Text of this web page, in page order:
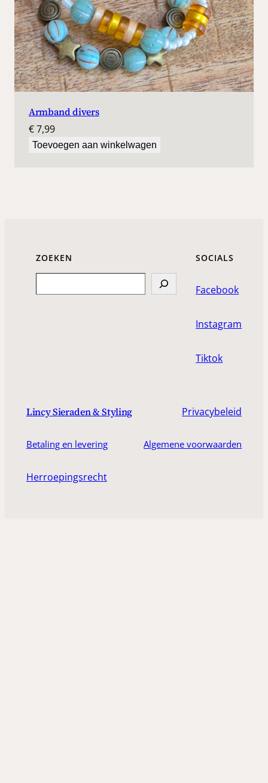
Armband divers
€7,99
Toevoegen aan winkelwagen
ZOEKEN SOCIALS
Facebook
Instagram
Tiktok
Lincy Sieraden & Styling Privacybeleid
Betaling en levering Algemene voorwaarden
Herroepingsrecht